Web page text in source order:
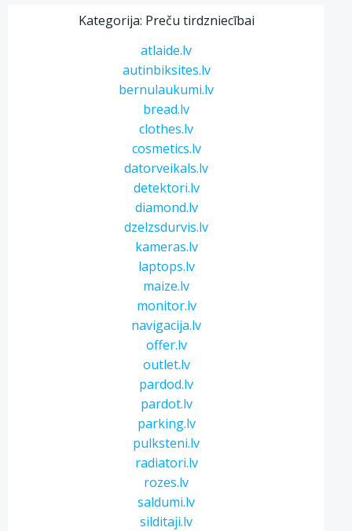
Kategorija: Preču tirdzniecībai
atlaide.lv
autinbiksites.lv
bernulaukumi.lv
bread.lv
clothes.lv
cosmetics.lv
datorveikals.lv
detektori.lv
diamond.lv
dzelzsdurvis.lv
kameras.lv
laptops.lv
maize.lv
monitor.lv
navigacija.lv
offer.lv
outlet.lv
pardod.lv
pardot.lv
parking.lv
pulksteni.lv
radiatori.lv
rozes.lv
saldumi.lv
silditaji.lv